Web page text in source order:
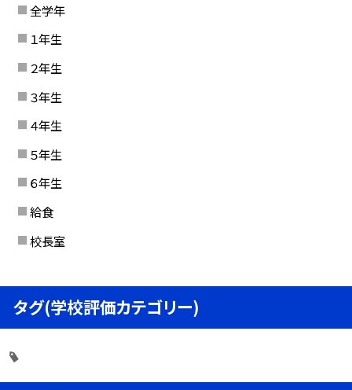
全学年
１年生
２年生
３年生
４年生
５年生
６年生
給食
校長室
タグ(学校評価カテゴリー)